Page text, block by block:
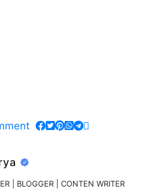
| BLOGGER | CONTEN WRITER